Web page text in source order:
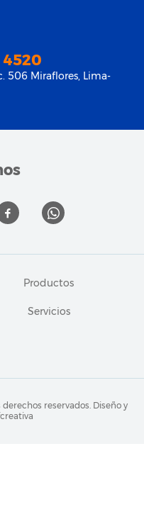
4520
506 Miraflores, Lima-
Productos
Servicios
derechos reservados. Diseño y